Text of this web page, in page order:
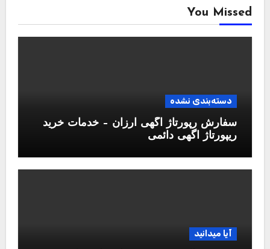
You Missed
دسته‌بندی نشده
سفارش رپورتاژ آگهی ارزان – خدمات خرید
ریپورتاژ اگهی دائمی
آیا میدانید